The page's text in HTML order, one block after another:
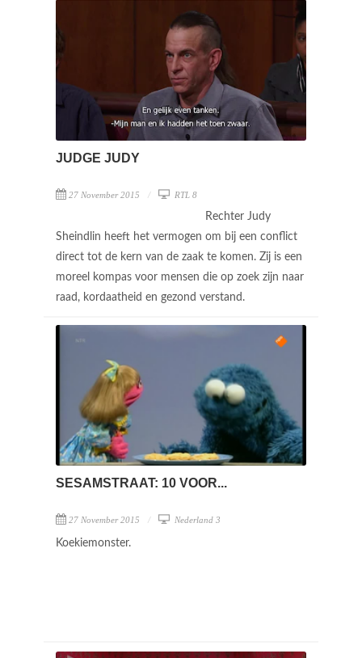
JUDGE JUDY
27 November 2015 RTL 8
Rechter Judy
Sheindlin heeft het vermogen om bij een conflict
direct tot de kern van de zaak te komen. Zij is een
moreel kompas voor mensen die op zoek zijn naar
raad, kordaatheid en gezond verstand.
SESAMSTRAAT: 10 VOOR...
27 November 2015 Nederland 3
Koekiemonster.